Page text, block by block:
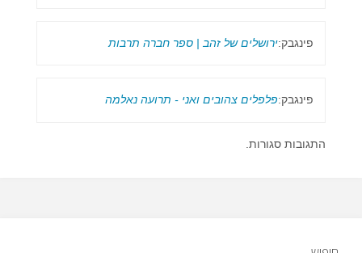
פינגבק:ירושלים של זהב | ספר חברה תרבות
פינגבק:פלפלים צהובים ואני - תרועה נאלמה
התגובות סגורות.